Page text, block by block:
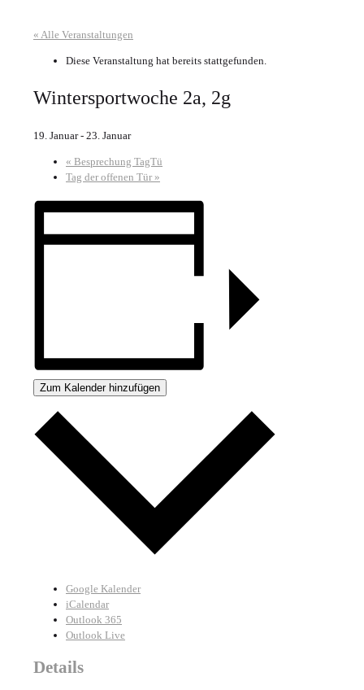
« Alle Veranstaltungen
Diese Veranstaltung hat bereits stattgefunden.
Wintersportwoche 2a, 2g
19. Januar- 23. Januar
« Besprechung TagTü
Tag der offenen Tür »
Zum Kalender hinzufügen
Google Kalender
iCalendar
Outlook 365
Outlook Live
Details